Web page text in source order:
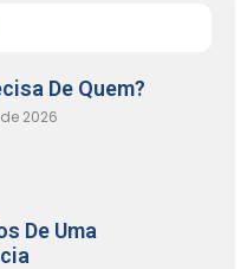
De Quem?
2026
De Uma